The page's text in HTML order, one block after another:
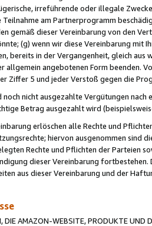
irreführende oder illegale
Teilnahme am Partnerprogramm
gemäß dieser Vereinbarung von den
(g) wenn wir diese Vereinbarung mit
bereits in der Vergangenheit, gleich
allgemein angebotenen Form beenden.
Ziffer 5 und jeder Verstoß gegen die
nicht ausgezahlte Vergütungen
Betrag ausgezahlt wird
erlöschen alle Rechte und
hiervon ausgenommen sind
Rechte und Pflichten der Parteien
dieser Vereinbarung
aus dieser Vereinbarung und der
DIE AMAZON-WEBSITE, PRODUKTE UND